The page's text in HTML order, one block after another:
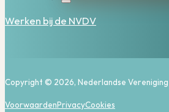
Werken bij de NVDV
Copyright © 2026, Nederlandse
VoorwaardenPrivacyCookies